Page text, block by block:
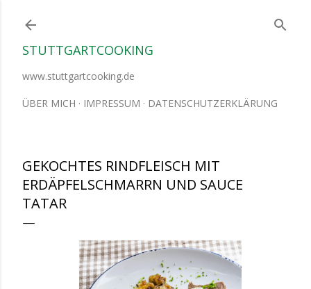
STUTTGARTCOOKING
www.stuttgartcooking.de
ÜBER MICH IMPRESSUM DATENSCHUTZERKLÄRUNG
GEKOCHTES RINDFLEISCH MIT
ERDÄPFELSCHMARRN UND SAUCE
TATAR